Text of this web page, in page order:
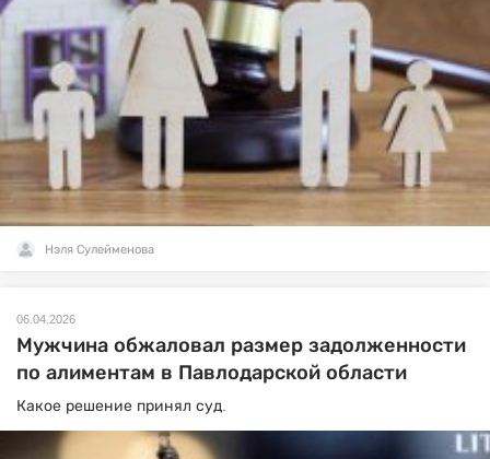
Нэля Сулейменова
06.04.2026
Мужчина обжаловал размер задолженности
по алиментам в Павлодарской области
Какое решение принял суд.